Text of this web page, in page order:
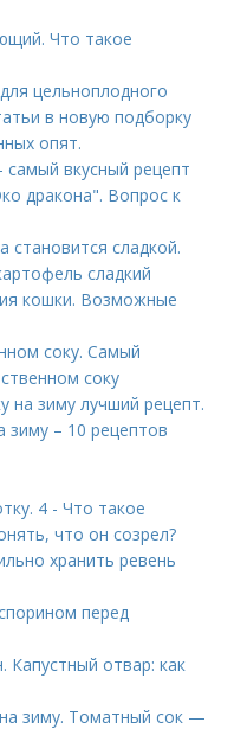
Что такое
цельноплодного
в новую подборку
опят.
вкусный рецепт
дракона". Вопрос к
сладкой.
сладкий
кошки. Возможные
соку. Самый
соку
на зиму лучший рецепт.
– 10 рецептов
4 - Что такое
что он созрел?
хранить ревень
перед
Капустный отвар: как
зиму. Томатный сок —